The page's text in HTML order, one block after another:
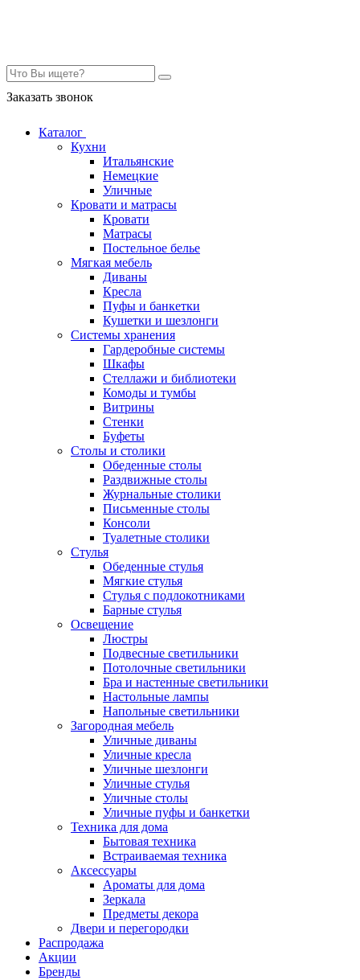
Заказать звонок
Каталог
Кухни
Итальянские
Немецкие
Уличные
Кровати и матрасы
Кровати
Матрасы
Постельное белье
Мягкая мебель
Диваны
Кресла
Пуфы и банкетки
Кушетки и шезлонги
Системы хранения
Гардеробные системы
Шкафы
Стеллажи и библиотеки
Комоды и тумбы
Витрины
Стенки
Буфеты
Столы и столики
Обеденные столы
Раздвижные столы
Журнальные столики
Письменные столы
Консоли
Туалетные столики
Стулья
Обеденные стулья
Мягкие стулья
Стулья с подлокотниками
Барные стулья
Освещение
Люстры
Подвесные светильники
Потолочные светильники
Бра и настенные светильники
Настольные лампы
Напольные светильники
Загородная мебель
Уличные диваны
Уличные кресла
Уличные шезлонги
Уличные стулья
Уличные столы
Уличные пуфы и банкетки
Техника для дома
Бытовая техника
Встраиваемая техника
Аксессуары
Ароматы для дома
Зеркала
Предметы декора
Двери и перегородки
Распродажа
Акции
Бренды